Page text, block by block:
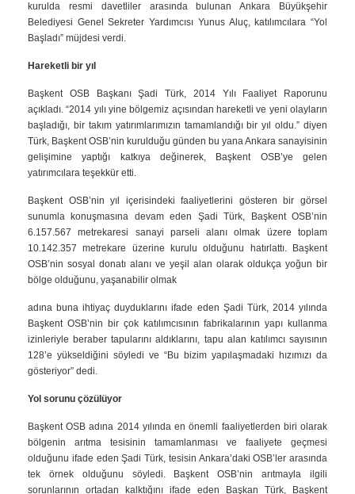
kurulda resmi davetliler arasında bulunan Ankara Büyükşehir
Belediyesi Genel Sekreter Yardımcısı Yunus Aluç, katılımcılara “Yol
Başladı” müjdesi verdi.
Hareketli bir yıl
Başkent OSB Başkanı Şadi Türk, 2014 Yılı Faaliyet Raporunu
açıkladı. “2014 yılı yine bölgemiz açısından hareketli ve yeni olayların
başladığı, bir takım yatırımlarımızın tamamlandığı bir yıl oldu.” diyen
Türk, Başkent OSB’nin kurulduğu günden bu yana Ankara sanayisinin
gelişimine yaptığı katkıya değinerek, Başkent OSB’ye gelen
yatırımcılara teşekkür etti.
Başkent OSB’nin yıl içerisindeki faaliyetlerini gösteren bir görsel
sunumla konuşmasına devam eden Şadi Türk, Başkent OSB’nin
6.157.567 metrekaresi sanayi parseli alanı olmak üzere toplam
10.142.357 metrekare üzerine kurulu olduğunu hatırlattı. Başkent
OSB’nin sosyal donatı alanı ve yeşil alan olarak oldukça yoğun bir
bölge olduğunu, yaşanabilir olmak
adına buna ihtiyaç duyduklarını ifade eden Şadi Türk, 2014 yılında
Başkent OSB’nin bir çok katılımcısının fabrikalarının yapı kullanma
izinleriyle beraber tapularını aldıklarını, tapu alan katılımcı sayısının
128’e yükseldiğini söyledi ve “Bu bizim yapılaşmadaki hızımızı da
gösteriyor” dedi.
Yol sorunu çözülüyor
Başkent OSB adına 2014 yılında en önemli faaliyetlerden biri olarak
bölgenin arıtma tesisinin tamamlanması ve faaliyete geçmesi
olduğunu ifade eden Şadi Türk, tesisin Ankara’daki OSB’ler arasında
tek örnek olduğunu söyledi. Başkent OSB’nin arıtmayla ilgili
sorunlarının ortadan kalktığını ifade eden Başkan Türk, Başkent